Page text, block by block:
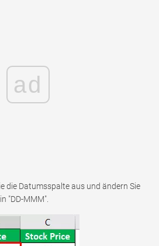
ad
die Datumsspalte aus und ändern Sie
"DD-MMM".